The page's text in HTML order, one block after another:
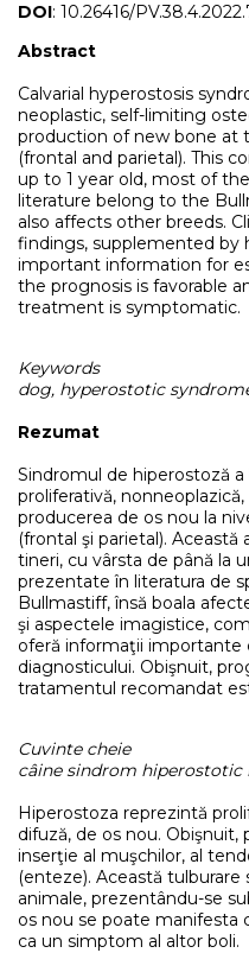
DOI: 10.26416/
Abstract
Calvarial hyperostosis
neoplastic, self-limiting
production of new bone at
(frontal and parietal). This
up to 1 year old, most of
literature belong to the
also affects other breeds.
findings, supplemented by
important information for
the prognosis is favorable
treatment is symptomatic.
Keywords
dog, hyperostotic
Rezumat
Sindromul de hiperostoză
proliferativă,
producerea de os nou la
(frontal şi parietal).
tineri, cu vârsta de până la
prezentate în literatura de
Bullmastiff, însă boala
şi aspectele imagistice,
oferă informaţii importante
diagnosticului. Obişnuit,
tratamentul recomandat
Cuvinte cheie
câine sindrom hiperostotic
Hiperostoza reprezintă
difuză, de os nou. Obişnuit,
inserţie al muşchilor, al
(enteze). Această
animale, prezentându-se
os nou se poate manifesta
ca un simptom al altor boli.